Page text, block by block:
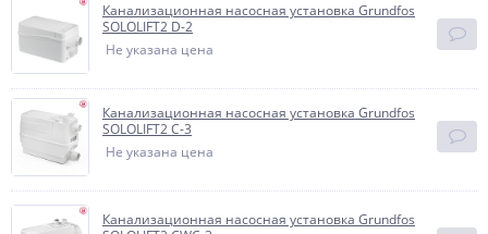
Канализационная насосная установка Grundfos
SOLOLIFT2 D-2
Не указана цена
Канализационная насосная установка Grundfos
SOLOLIFT2 C-3
Не указана цена
Канализационная насосная установка Grundfos